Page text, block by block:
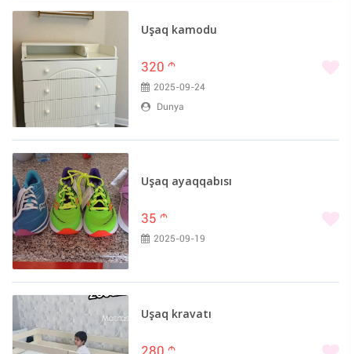
Uşaq kamodu
320 m
2025-09-24
Dunya
Uşaq ayaqqabısı
35 m
2025-09-19
Uşaq kravatı
280 m